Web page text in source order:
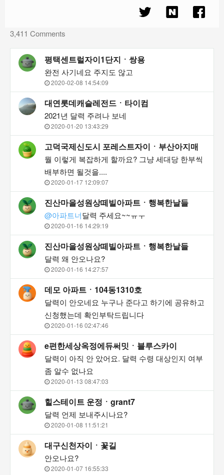
3,411 Comments
평택센트럴자이1단지ㆍ쌍용
완전 사기네요 주지도 않고
2020-02-08 14:54:09
대연롯데캐슬레전드ㆍ타이컴
2021년 달력 주려나 보네
2020-01-20 13:43:29
고덕국제신도시 포레스트자이ㆍ부산아지매
뭘 이렇게 복잡하게 할까요? 그냥 세대당 한부씩
배부하면 될것을....
2020-01-17 12:09:07
진산마을성원상떼빌아파트ㆍ행복한날들
@아파트너달력 주세요~~ㅠㅜ
2020-01-16 14:29:19
진산마을성원상떼빌아파트ㆍ행복한날들
달력 왜 안오나요?
2020-01-16 14:27:57
데모 아파트ㆍ104동1310호
달력이 안오네요 누구나 준다고 하기에 공유하고
신청했는데 확인부탁드립니다
2020-01-16 02:47:46
e편한세상옥정에듀써밋ㆍ블루스카이
달력이 아직 안 았어요. 달력 수령 대상인지 여부
좀 알수 없나요
2020-01-13 08:47:03
힐스테이트 운정ㆍgrant7
달력 언제 보내주시나요?
2020-01-08 11:51:21
대구신천자이ㆍ꽃길
안오나요?
2020-01-07 16:55:33